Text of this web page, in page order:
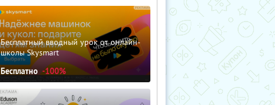
Бесплатный вводный урок от онлайн-
школы Skysmart
Бесплатно -100%